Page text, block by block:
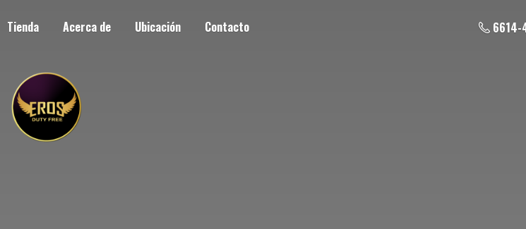
Tienda Acerca de Ubicación Contacto